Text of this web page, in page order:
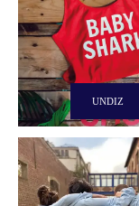
UNDIZ